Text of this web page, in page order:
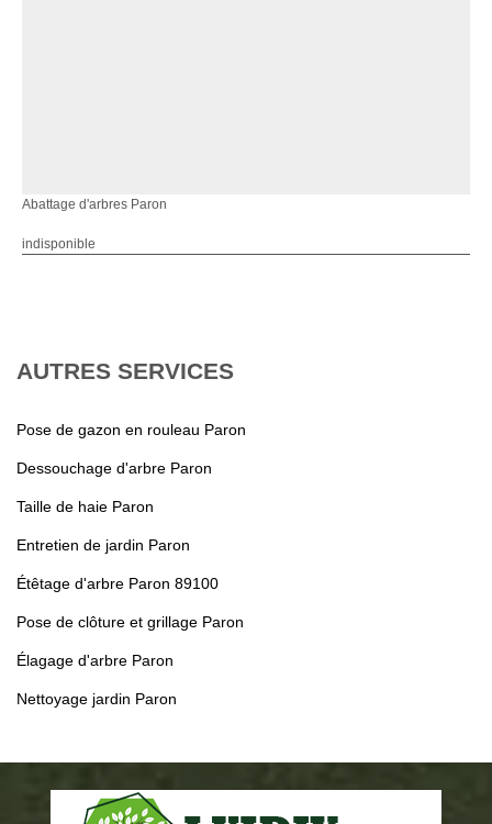
Abattage d'arbres Paron
indisponible
AUTRES SERVICES
Pose de gazon en rouleau Paron
Dessouchage d'arbre Paron
Taille de haie Paron
Entretien de jardin Paron
Étêtage d'arbre Paron 89100
Pose de clôture et grillage Paron
Élagage d'arbre Paron
Nettoyage jardin Paron